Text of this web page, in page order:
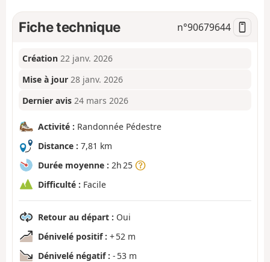
o
Fiche technique n°90679644
Création 22 janv. 2026
Mise à jour 28 janv. 2026
Dernier avis 24 mars 2026
Activité : Randonnée Pédestre
Distance : 7,81 km
Durée moyenne : 2h 25
Difficulté : Facile
Retour au départ : Oui
Dénivelé positif : + 52 m
Dénivelé négatif : - 53 m